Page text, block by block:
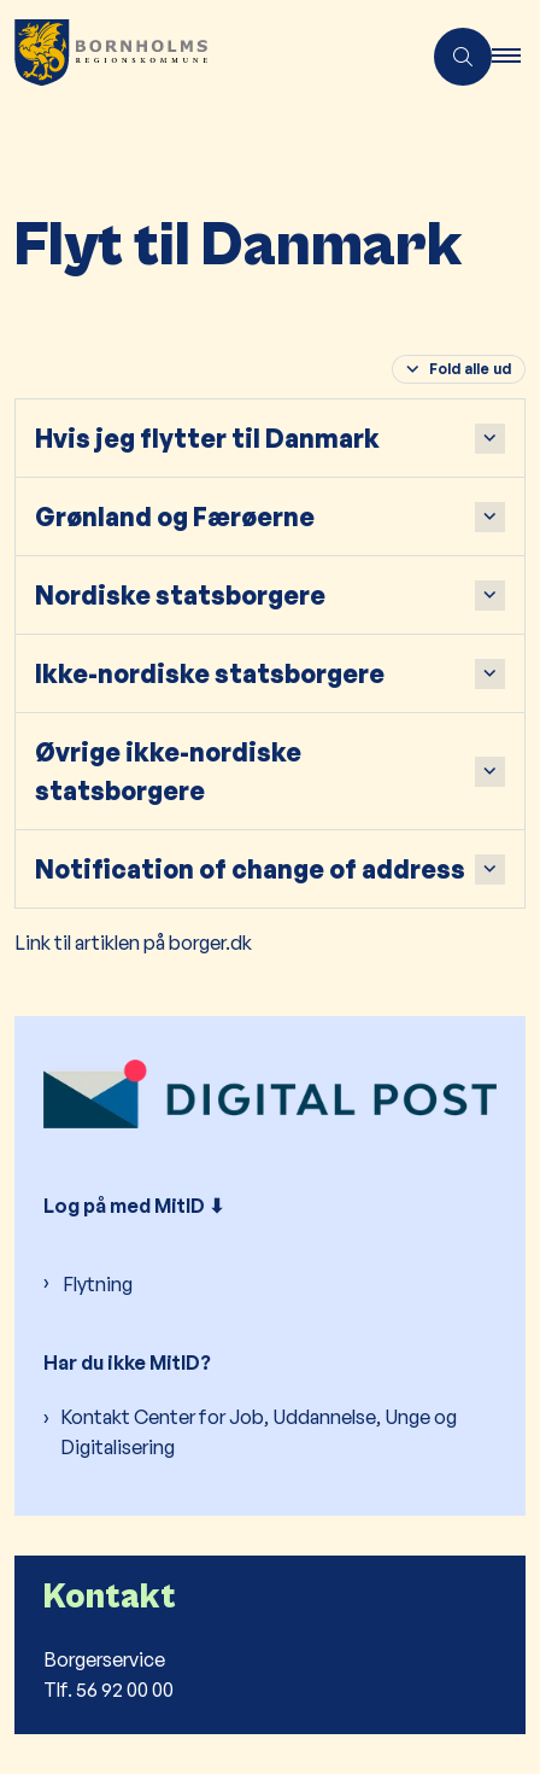
Flyt til Danmark
Fold alle ud
Hvis jeg flytter til Danmark
Grønland og Færøerne
Nordiske statsborgere
Ikke-nordiske statsborgere
Øvrige ikke-nordiske
statsborgere
Notification of change of address
Link til artiklen på borger.dk
Log på med MitID ⬇︎
Flytning
Har du ikke MitID?
Kontakt Center for Job, Uddannelse, Unge og
Digitalisering
Kontakt
Borgerservice
Tlf. 56 92 00 00